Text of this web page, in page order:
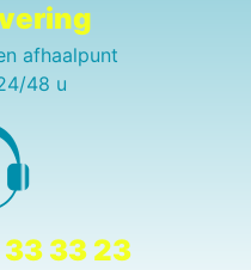
afhaalpunt
48 u
33 23